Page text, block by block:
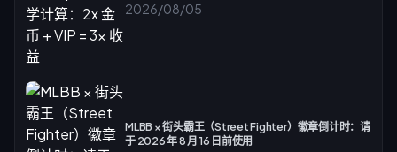
2026/08/05
MLBB × 街头霸王（Street Fighter）徽章倒计时：请
于 2026 年 8 月 16 日前使用